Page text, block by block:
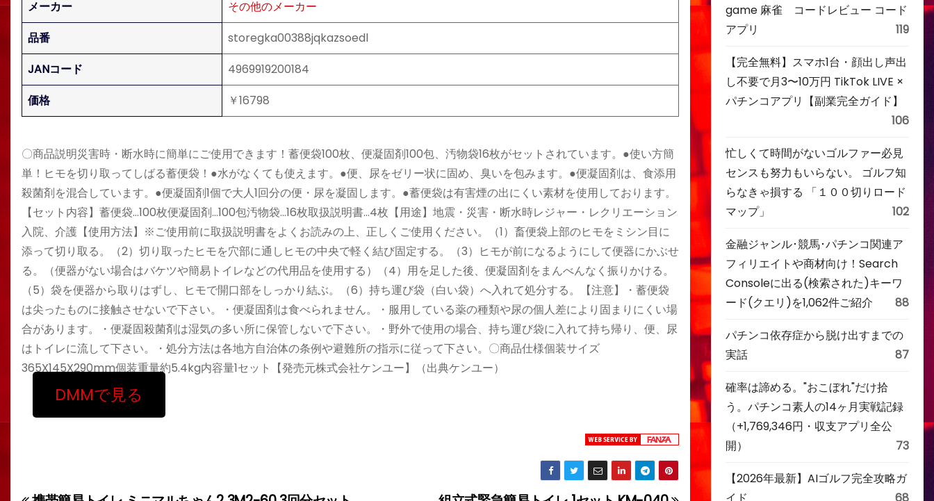
メーカー
その他のメーカー
品番
storegka00388jqkazsoedl
JANコード
4969919200184
価格
￥16798
〇商品説明災害時・断水時に簡単にご使用できます！蓄便袋100枚、便凝固剤100包、汚物袋16枚がセットされています。●使い方簡
単！ヒモを切り取ってしばる蓄便袋！●水がなくても使えます。●便、尿をゼリー状に固め、臭いを包みます。●便凝固剤は、食添用
殺菌剤を混合しています。●便凝固剤1個で大人1回分の便・尿を凝固します。●蓄便袋は有害煙の出にくい素材を使用しております。
【セット内容】蓄便袋…100枚便凝固剤…100包汚物袋…16枚取扱説明書…4枚【用途】地震・災害・断水時レジャー・レクリエーション
入院、介護【使用方法】※ご使用前に取扱説明書をよくお読みの上、正しくご使用ください。（1）畜便袋上部のヒモをミシン目に
添って切り取る。（2）切り取ったヒモを穴部に通しヒモの中央で軽く結び固定する。（3）ヒモが前になるようにして便器にかぶせ
る。（便器がない場合はバケツや簡易トイレなどの代用品を使用する）（4）用を足した後、便凝固剤をまんべんなく振りかける。
（5）袋を便器から取りはずし、ヒモで開口部をしっかり結ぶ。（6）持ち運び袋（白い袋）へ入れて処分する。【注意】・蓄便袋
は尖ったものに接触させないで下さい。・便凝固剤は食べられません。・服用している薬の種類や尿の個人差により固まりにくい場
合があります。・便凝固殺菌剤は湿気の多い所に保管しないで下さい。・野外で使用の場合、持ち運び袋に入れて持ち帰り、便、尿
はトイレに流して下さい。・処分方法は各地方自治体の条例や避難所の指示に従って下さい。〇商品仕様個装サイズ
365X145X290mm個装重量約5.4kg内容量1セット【発売元株式会社ケンユー】（出典ケンユー）
DMMで見る
game 麻雀 コードレビュー コード
アプリ
119
【完全無料】スマホ1台・顔出し声出
し不要で月3〜10万円 TikTok LIVE ×
パチンコアプリ【副業完全ガイド】
106
忙しくて時間がないゴルファー必見
センスも努力もいらない。 ゴルフ知
らなきゃ損する 「１００切りロード
マップ」
102
金融ジャンル･競馬･パチンコ関連ア
フィリエイトや商材向け！Search
Consoleに出る(検索された)キーワ
ード(クエリ)を1,062件ご紹介
88
パチンコ依存症から脱け出すまでの
実話
87
確率は諦める。"おこぼれ"だけ拾
う。パチンコ素人の14ヶ月実戦記録
（+1,769,346円・収支アプリ全公
開）
73
【2026年最新】AIゴルフ完全攻略ガ